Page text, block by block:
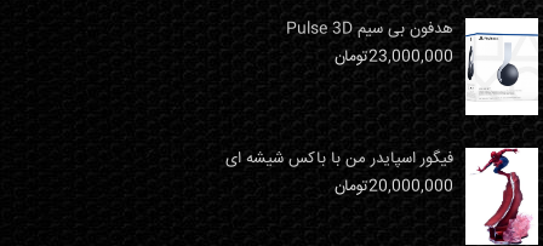
هدفون بی سیم Pulse 3D
23,000,000تومان
فیگور اسپایدر من با باکس شیشه ای
20,000,000تومان